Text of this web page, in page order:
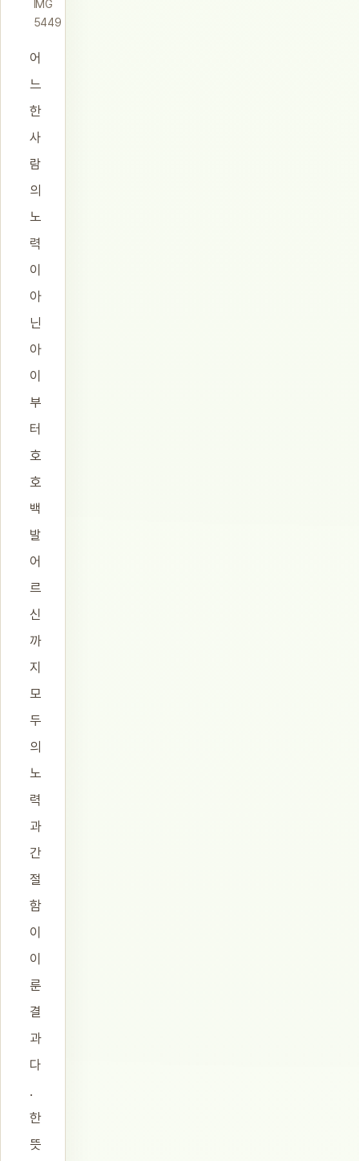
IMG
5449
어
느
한
사
람
의
노
력
이
아
닌
아
이
부
터
호
호
백
발
어
르
신
까
지
모
두
의
노
력
과
간
절
함
이
이
룬
결
과
다
.
한
뜻